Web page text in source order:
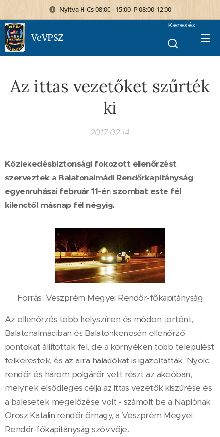
Nyitva H-Cs 08:00 - 15:00 P 08:00-12:00
VeVPSZ
Keresés
Az ittas vezetőket szűrték
ki
2017.02.14
Közlekedésbiztonsági fokozott ellenőrzést
szerveztek a Balatonalmádi Rendőrkapitányság
egyenruhásai február 11-én szombat este fél
kilenctől másnap fél négyig.
Forrás: Veszprém Megyei Rendőr-főkapitányság
Az ellenőrzés több helyszínen és módon történt,
Balatonalmádiban és Balatonkenesén ellenőrző
pontokat állítottak fel, de a környéken több települést
felkerestek, és az arra haladókat is igazoltatták. Nyolc
rendőr és három polgárőr vett részt az akcióban,
melynek elsődleges célja az ittas vezetők kiszűrése és
a balesetek megelőzése volt - számolt be a Naplónak
Orosz Katalin rendőr őrnagy, a Veszprém Megyei
Rendőr-főkapitányság szóvivője.